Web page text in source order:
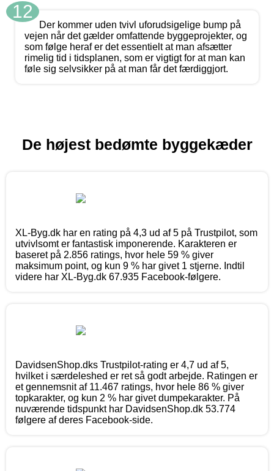
12
Der kommer uden tvivl uforudsigelige bump på
vejen når det gælder omfattende byggeprojekter, og
som følge heraf er det essentielt at man afsætter
rimelig tid i tidsplanen, som er vigtigt for at man kan
føle sig selvsikker på at man får det færdiggjort.
De højest bedømte byggekæder
XL-Byg.dk har en rating på 4,3 ud af 5 på Trustpilot, som
utvivlsomt er fantastisk imponerende. Karakteren er
baseret på 2.856 ratings, hvor hele 59 % giver
maksimum point, og kun 9 % har givet 1 stjerne. Indtil
videre har XL-Byg.dk 67.935 Facebook-følgere.
DavidsenShop.dks Trustpilot-rating er 4,7 ud af 5,
hvilket i særdeleshed er ret så godt arbejde. Ratingen er
et gennemsnit af 11.467 ratings, hvor hele 86 % giver
topkarakter, og kun 2 % har givet dumpekarakter. På
nuværende tidspunkt har DavidsenShop.dk 53.774
følgere af deres Facebook-side.